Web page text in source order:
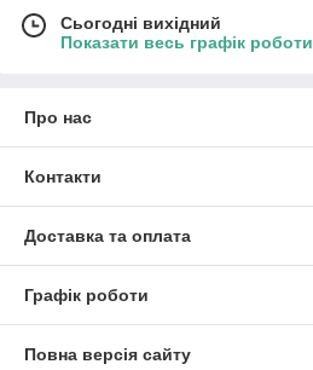
Сьогодні вихідний
Показати весь графік роботи
Про нас
Контакти
Доставка та оплата
Графік роботи
Повна версія сайту